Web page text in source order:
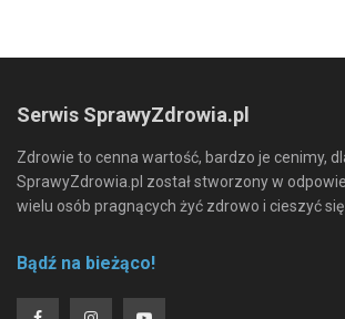
Serwis SprawyZdrowia.pl
Zdrowie to cenna wartość, bardzo je cenimy,
SprawyZdrowia.pl został stworzony w
wielu osób pragnących żyć zdrowo i cieszyć
Bądź na bieżąco!